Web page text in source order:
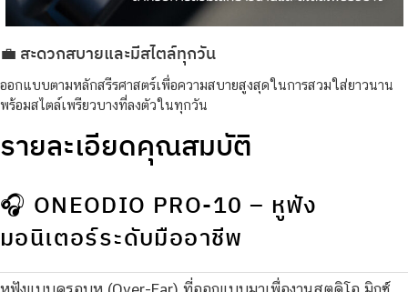
💼 สะดวกสบายและมีสไตล์ทุกวัน
ออกแบบตามหลักสรีรศาสตร์เพื่อความสบายสูงสุดในการสวมใส่ยาวนาน
พร้อมสไตล์เพรียวบางที่ลงตัวในทุกวัน
รายละเอียดคุณสมบัติ
🎧 ONEODIO PRO-10 – หูฟัง
มอนิเตอร์ระดับมืออาชีพ